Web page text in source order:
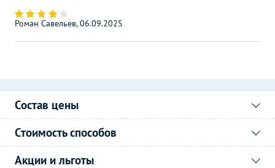
Роман Савельев, 06.09.2025
Состав цены
Стоимость способов
Акции и льготы